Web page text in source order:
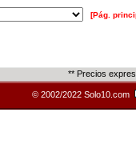
[Pág.
** Precios
© 2002/2022 Solo10.com